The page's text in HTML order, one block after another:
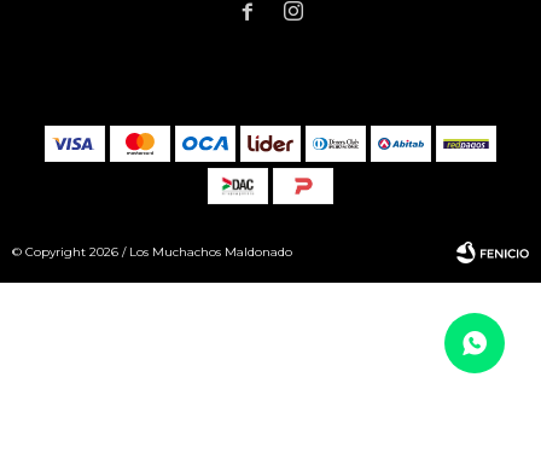
 
© Copyright 2026 / Los Muchachos Maldonado